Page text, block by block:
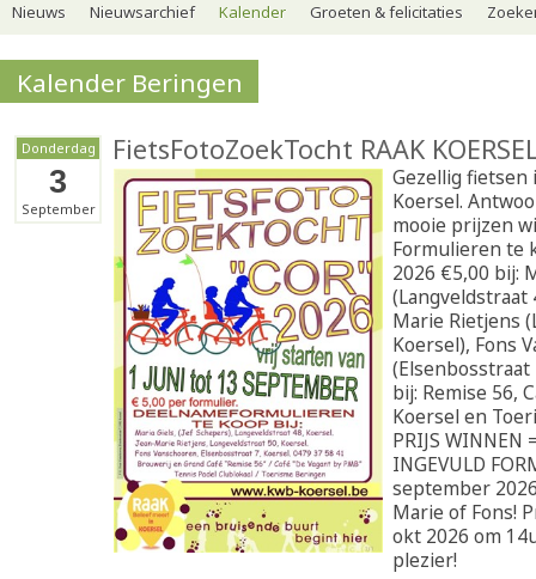
Nieuws Nieuwsarchief Kalender Groeten & felicitaties
Kalender Beringen
Donderdag
3
September
FietsFotoZoekTocht RAAK
Gezellig fietsen
Koersel.
mooie prijzen
Formulieren te
2026 €5,00 bij:
(Langveldstraat
Marie Rietjens
Koersel), Fons
(Elsenbosstraat
bij: Remise 56,
Koersel en
PRIJS WINNEN
INGEVULD
september
Marie of Fons!
okt 2026 om
plezier!